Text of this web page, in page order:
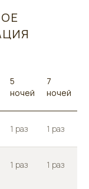
5
ночей
7
ночей
1 раз 1 раз
1 раз 1 раз